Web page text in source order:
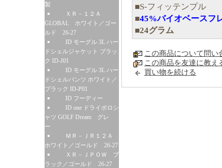
製
ＸＲ－１２Ａ
GLOBAL ホワイト／ゴー
ルド 26-27
ID モーグル 3L ハー
ドシェルジャケット ブラッ
ク ID-J01
ID モーグル 3L ハー
ドシェルパンツ ホワイト／
ブラック ID-P01
ID フーディー
ID one ドライポロシ
ャツ GOLF Dream グレ
ー
ＭＲ－ＪＲ１２Ａ
ホワイト／ゴールド 26-27
ＸＲ－ＪＰＯＷ ブ
ラック／ゴールド 26-27
■S-フィッテンプル
■45%バイオベースフ
■24グラム
この商品について問い
この商品を友達に教え
買い物を続ける